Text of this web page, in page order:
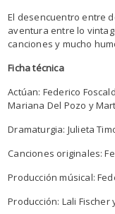
El desencuentro entre
aventura entre lo
canciones y mucho
Ficha técnica
Actúan: Federico
Mariana Del Pozo y
Dramaturgia: Julieta
Canciones originales:
Producción músical:
Producción: Lali Fischer